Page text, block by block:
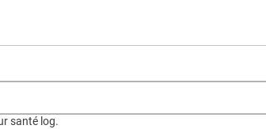
santé log.